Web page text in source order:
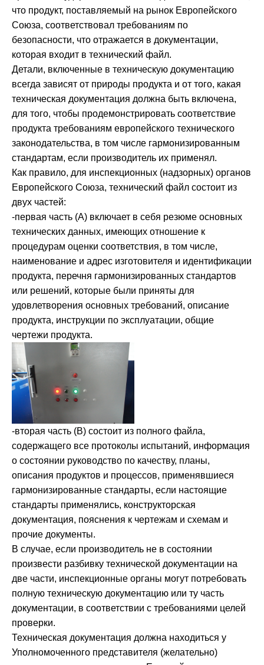
что продукт, поставляемый на рынок Европейского
Союза, соответствовал требованиям по
безопасности, что отражается в документации,
которая входит в технический файл.
Детали, включенные в техническую документацию
всегда зависят от природы продукта и от того, какая
техническая документация должна быть включена,
для того, чтобы продемонстрировать соответствие
продукта требованиям европейского технического
законодательства, в том числе гармонизированным
стандартам, если производитель их применял.
Как правило, для инспекционных (надзорных) органов
Европейского Союза, технический файл состоит из
двух частей:
-первая часть (А) включает в себя резюме основных
технических данных, имеющих отношение к
процедурам оценки соответствия, в том числе,
наименование и адрес изготовителя и идентификации
продукта, перечня гармонизированных стандартов
или решений, которые были приняты для
удовлетворения основных требований, описание
продукта, инструкции по эксплуатации, общие
чертежи продукта.
-вторая часть (B) состоит из полного файла,
содержащего все протоколы испытаний, информация
о состоянии руководство по качеству, планы,
описания продуктов и процессов, применявшиеся
гармонизированные стандарты, если настоящие
стандарты применялись, конструкторская
документация, пояснения к чертежам и схемам и
прочие документы.
В случае, если производитель не в состоянии
произвести разбивку технической документации на
две части, инспекционные органы могут потребовать
полную техническую документацию или ту часть
документации, в соответствии с требованиями целей
проверки.
Техническая документация должна находиться у
Уполномоченного представителя (желательно)